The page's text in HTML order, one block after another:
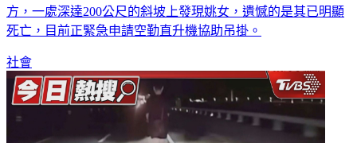
方，一處深達200公尺的斜坡上發現姚女，遺憾的是其已明顯
死亡，目前正緊急申請空勤直升機協助吊掛。
社會